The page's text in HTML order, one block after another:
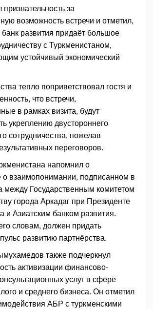
признательность за
возможность встречи и отметил,
банк развития придаёт большое
с Туркменистаном,
устойчивый экономический
тепло поприветствовал гостя и
что встречи,
в рамках визита, будут
укреплению двустороннего
сотрудничества, пожелав
переговоров.
напомнил о
взаимопонимании, подписанном в
между Государственным комитетом
города Аркадаг при Президенте
и Азиатским банком развития.
словам, должен придать
развитию партнёрства.
также подчеркнул
активизации финансово-
услуг в сфере
и среднего бизнеса. Он отметил
АБР с туркменскими